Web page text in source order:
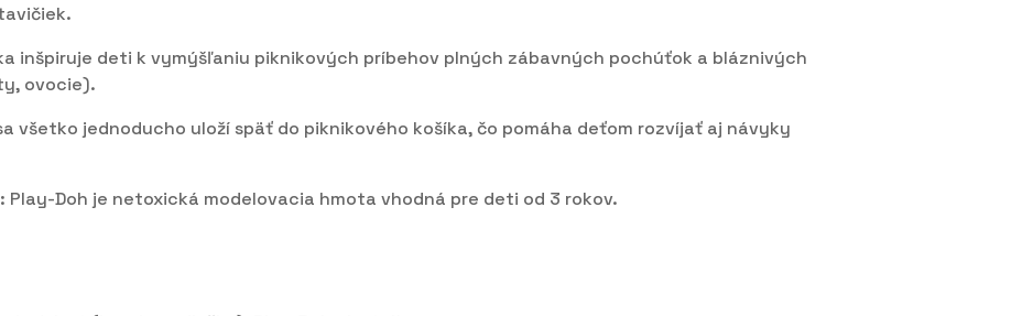
inšpiruje deti k vymýšľaniu piknikových príbehov plných zábavných pochúťok a bláznivých
ovocie).
všetko jednoducho uloží späť do piknikového košíka, čo pomáha deťom rozvíjať aj návyky
: Play-Doh je netoxická modelovacia hmota vhodná pre deti od 3 rokov.